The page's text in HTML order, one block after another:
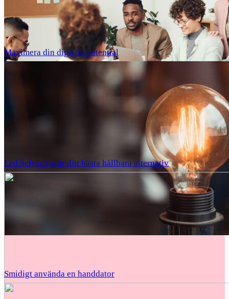
Maximera din digitala potential
Led belysning är ditt bästa hållbara alternativ
Smidigt använda en handdator